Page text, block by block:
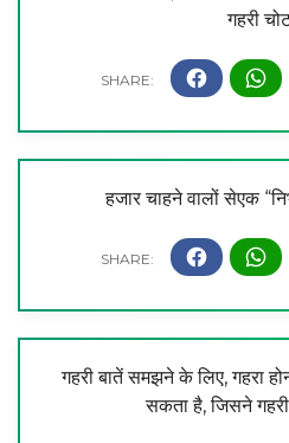
गहरी
हजार चाहने वालों सेएक
गहरी बातें समझने के लिए, गहरा
सकता है, जिसने